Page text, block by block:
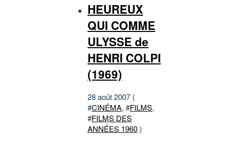
HEUREUX
QUI COMME
ULYSSE de
HENRI COLPI
(1969)
28 août 2007 (
#CINÉMA, #FILMS,
#FILMS DES
ANNÉES 1960)